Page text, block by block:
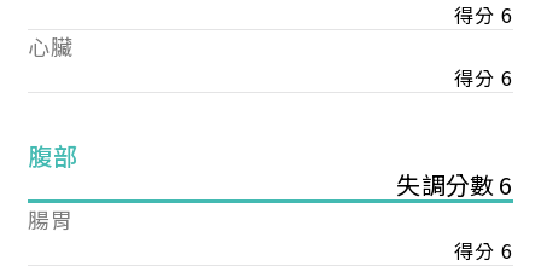
得分 6
心臟
得分 6
腹部
失調分數 6
腸胃
得分 6